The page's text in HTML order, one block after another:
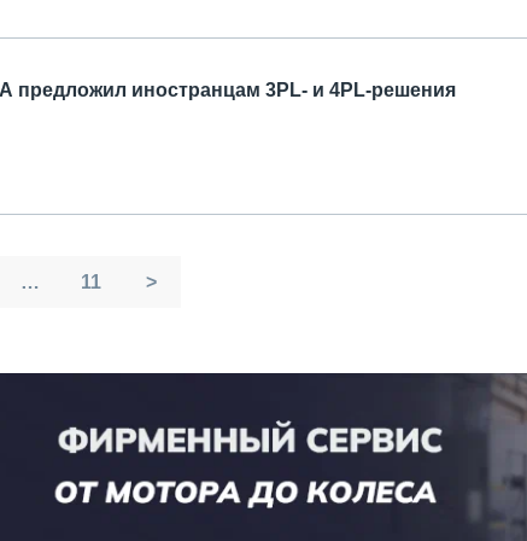
предложил иностранцам 3PL- и 4PL-решения
… 11 >